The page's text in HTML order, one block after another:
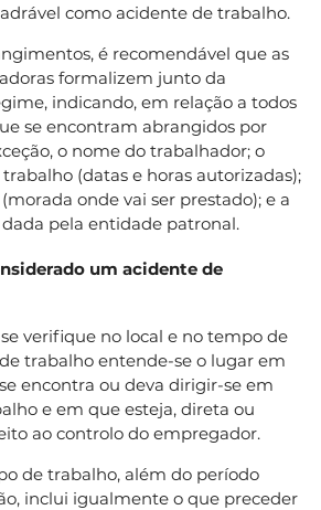
como acidente de trabalho.
é recomendável que as
formalizem junto da
indicando, em relação a todos
se encontram abrangidos por
o nome do trabalhador; o
(datas e horas autorizadas);
onde vai ser prestado); e a
pela entidade patronal.
um acidente de
verifique no local e no tempo de
trabalho entende-se o lugar em
encontra ou deva dirigir-se em
e em que esteja, direta ou
ao controlo do empregador.
de trabalho, além do período
inclui igualmente o que preceder